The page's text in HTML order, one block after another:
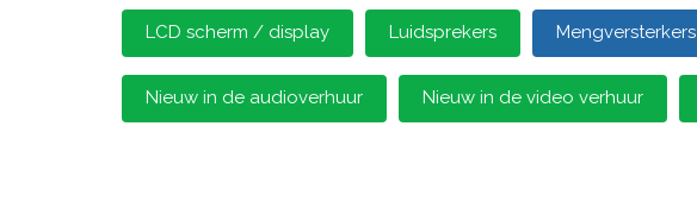
LCD scherm / display Luidsprekers Mengversterkers
Nieuw in de audioverhuur Nieuw in de video verhuur